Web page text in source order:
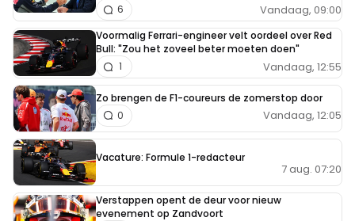
Vandaag, 09:00
6
Voormalig Ferrari-engineer velt oordeel over Red
Bull: "Zou het zoveel beter moeten doen"
Vandaag, 12:55
1
Zo brengen de F1-coureurs de zomerstop door
Vandaag, 12:05
0
Vacature: Formule 1-redacteur
7 aug. 07:20
Verstappen opent de deur voor nieuw
evenement op Zandvoort